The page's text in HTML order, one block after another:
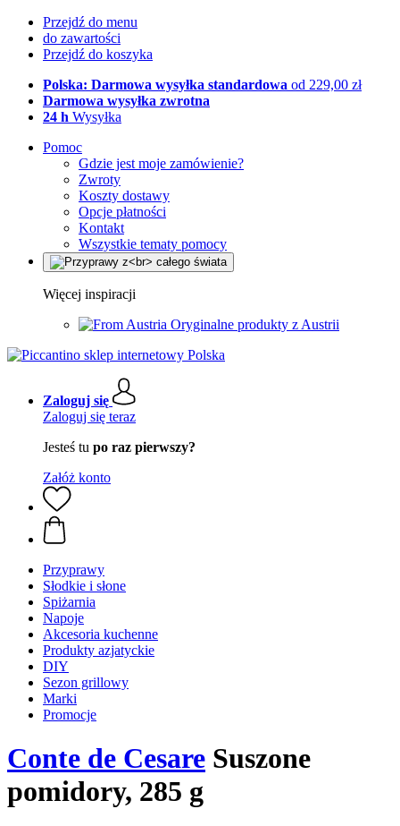
Przejdź do menu
do zawartości
Przejdź do koszyka
Polska: Darmowa wysyłka standardowa od 229,00 zł
Darmowa wysyłka zwrotna
24 h Wysyłka
Pomoc
Gdzie jest moje zamówienie?
Zwroty
Koszty dostawy
Opcje płatności
Kontakt
Wszystkie tematy pomocy
Więcej inspiracji
Oryginalne produkty z Austrii
Zaloguj się
Zaloguj się teraz
Jesteś tu po raz pierwszy?
Załóż konto
Przyprawy
Słodkie i słone
Spiżarnia
Napoje
Akcesoria kuchenne
Produkty azjatyckie
DIY
Sezon grillowy
Marki
Promocje
Conte de Cesare Suszone
pomidory, 285 g